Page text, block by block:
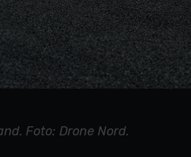
Foto: Drone Nord.